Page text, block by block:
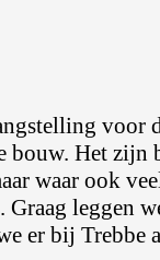
voor
bouw. Het zijn
waar ook
Graag leggen
er bij Trebbe